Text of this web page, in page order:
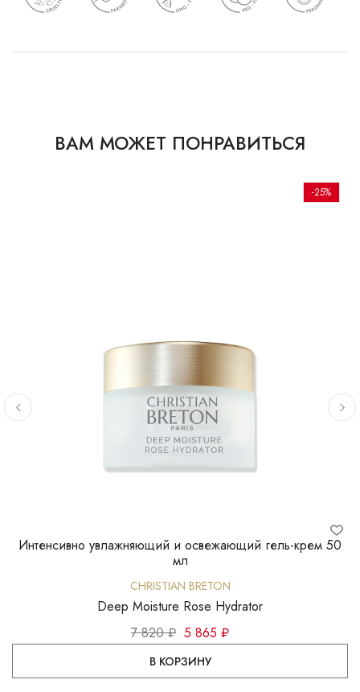
ВАМ МОЖЕТ ПОНРАВИТЬСЯ
Интенсивно увлажняющий и освежающий гель-крем 50
мл
CHRISTIAN BRETON
Deep Moisture Rose Hydrator
7 820 ₽ 5 865 ₽
В КОРЗИНУ
-25%